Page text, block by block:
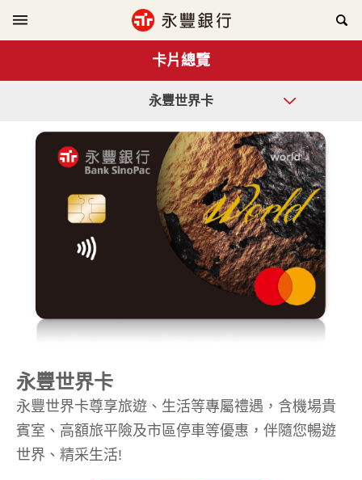
卡片總覽
永豐世界卡
永豐世界卡
永豐世界卡尊享旅遊、生活等專屬禮遇，含機場貴
賓室、高額旅平險及市區停車等優惠，伴隨您暢遊
世界、精采生活!